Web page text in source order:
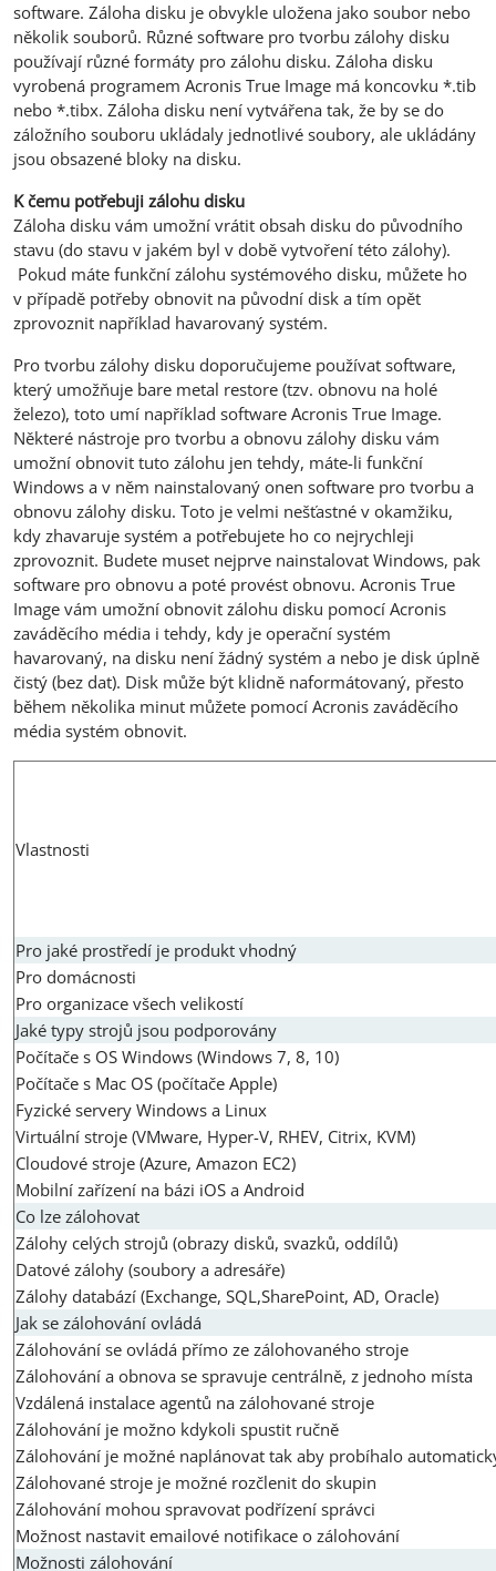
software. Záloha disku je obvykle uložena jako soubor nebo
několik souborů. Různé software pro tvorbu zálohy disku
používají různé formáty pro zálohu disku. Záloha disku
vyrobená programem Acronis True Image má koncovku *.tib
nebo *.tibx. Záloha disku není vytvářena tak, že by se do
záložního souboru ukládaly jednotlivé soubory, ale ukládány
jsou obsazené bloky na disku.
K čemu potřebuji zálohu disku
Záloha disku vám umožní vrátit obsah disku do původního
stavu (do stavu v jakém byl v době vytvoření této zálohy).
Pokud máte funkční zálohu systémového disku, můžete ho
v případě potřeby obnovit na původní disk a tím opět
zprovoznit například havarovaný systém.
Pro tvorbu zálohy disku doporučujeme používat software,
který umožňuje bare metal restore (tzv. obnovu na holé
železo), toto umí například software Acronis True Image.
Některé nástroje pro tvorbu a obnovu zálohy disku vám
umožní obnovit tuto zálohu jen tehdy, máte-li funkční
Windows a v něm nainstalovaný onen software pro tvorbu a
obnovu zálohy disku. Toto je velmi nešťastné v okamžiku,
kdy zhavaruje systém a potřebujete ho co nejrychleji
zprovoznit. Budete muset nejprve nainstalovat Windows, pak
software pro obnovu a poté provést obnovu. Acronis True
Image vám umožní obnovit zálohu disku pomocí Acronis
zaváděcího média i tehdy, kdy je operační systém
havarovaný, na disku není žádný systém a nebo je disk úplně
čistý (bez dat). Disk může být klidně naformátovaný, přesto
během několika minut můžete pomocí Acronis zaváděcího
média systém obnovit.
Vlastnosti
Pro jaké prostředí je produkt vhodný
Pro domácnosti
Pro organizace všech velikostí
Jaké typy strojů jsou podporovány
Počítače s OS Windows (Windows 7, 8, 10)
Počítače s Mac OS (počítače Apple)
Fyzické servery Windows a Linux
Virtuální stroje (VMware, Hyper-V, RHEV, Citrix, KVM)
Cloudové stroje (Azure, Amazon EC2)
Mobilní zařízení na bázi iOS a Android
Co lze zálohovat
Zálohy celých strojů (obrazy disků, svazků, oddílů)
Datové zálohy (soubory a adresáře)
Zálohy databází (Exchange, SQL,SharePoint, AD, Oracle)
Jak se zálohování ovládá
Zálohování se ovládá přímo ze zálohovaného stroje
Zálohování a obnova se spravuje centrálně, z jednoho místa
Vzdálená instalace agentů na zálohované stroje
Zálohování je možno kdykoli spustit ručně
Zálohování je možné naplánovat tak aby probíhalo
Zálohované stroje je možné rozčlenit do skupin
Zálohování mohou spravovat podřízení správci
Možnost nastavit emailové notifikace o zálohování
Možnosti zálohování